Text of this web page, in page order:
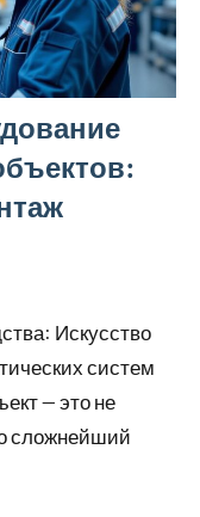
Искусство
систем
— это не
сложнейший